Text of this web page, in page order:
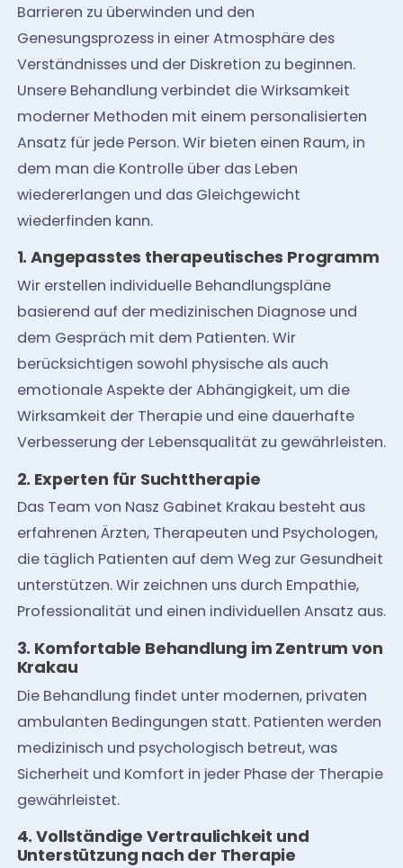
Barrieren zu überwinden und den
Genesungsprozess in einer Atmosphäre des
Verständnisses und der Diskretion zu beginnen.
Unsere Behandlung verbindet die Wirksamkeit
moderner Methoden mit einem personalisierten
Ansatz für jede Person. Wir bieten einen Raum, in
dem man die Kontrolle über das Leben
wiedererlangen und das Gleichgewicht
wiederfinden kann.
1. Angepasstes therapeutisches Programm
Wir erstellen individuelle Behandlungspläne
basierend auf der medizinischen Diagnose und
dem Gespräch mit dem Patienten. Wir
berücksichtigen sowohl physische als auch
emotionale Aspekte der Abhängigkeit, um die
Wirksamkeit der Therapie und eine dauerhafte
Verbesserung der Lebensqualität zu gewährleisten.
2. Experten für Suchttherapie
Das Team von Nasz Gabinet Krakau besteht aus
erfahrenen Ärzten, Therapeuten und Psychologen,
die täglich Patienten auf dem Weg zur Gesundheit
unterstützen. Wir zeichnen uns durch Empathie,
Professionalität und einen individuellen Ansatz aus.
3. Komfortable Behandlung im Zentrum von
Krakau
Die Behandlung findet unter modernen, privaten
ambulanten Bedingungen statt. Patienten werden
medizinisch und psychologisch betreut, was
Sicherheit und Komfort in jeder Phase der Therapie
gewährleistet.
4. Vollständige Vertraulichkeit und
Unterstützung nach der Therapie